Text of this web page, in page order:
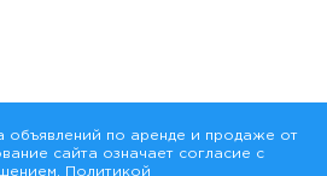
объявлений по аренде и продаже от
сайта означает согласие с
Политикой